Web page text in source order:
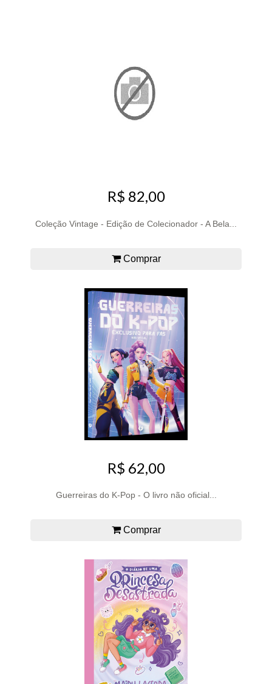
R$ 82,00
Coleção Vintage - Edição de Colecionador - A Bela...
Comprar
R$ 62,00
Guerreiras do K-Pop - O livro não oficial...
Comprar